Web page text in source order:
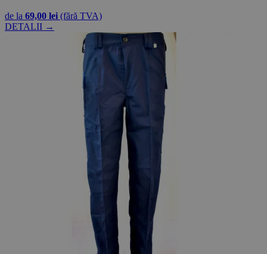
de la 69,00 lei (fără TVA)
DETALII →